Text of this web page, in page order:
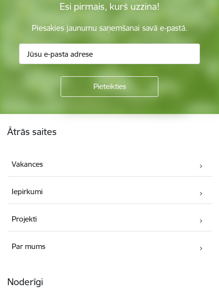
Esi pirmais, kurš uzzina!
Piesakies jaunumu saņemšanai savā e-pastā.
Ātrās saites
Vakances
Iepirkumi
Projekti
Par mums
Noderīgi